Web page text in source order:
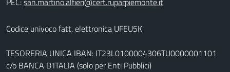
Codice univoco fatt. elettronica UFEU5K
TESORERIA UNICA IBAN: IT23L0100004306TU0000001101
c/o BANCA D'ITALIA (solo per Enti Pubblici)